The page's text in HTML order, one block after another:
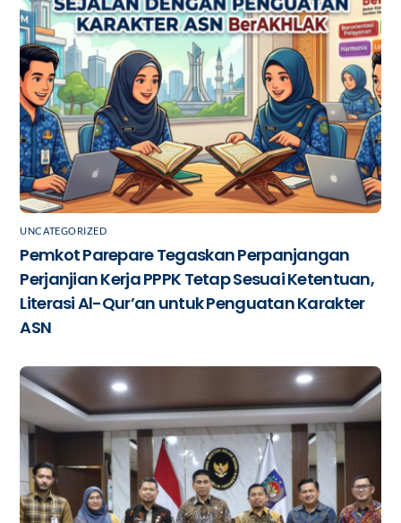
UNCATEGORIZED
Pemkot Parepare Tegaskan Perpanjangan
Perjanjian Kerja PPPK Tetap Sesuai Ketentuan,
Literasi Al-Qur’an untuk Penguatan Karakter
ASN